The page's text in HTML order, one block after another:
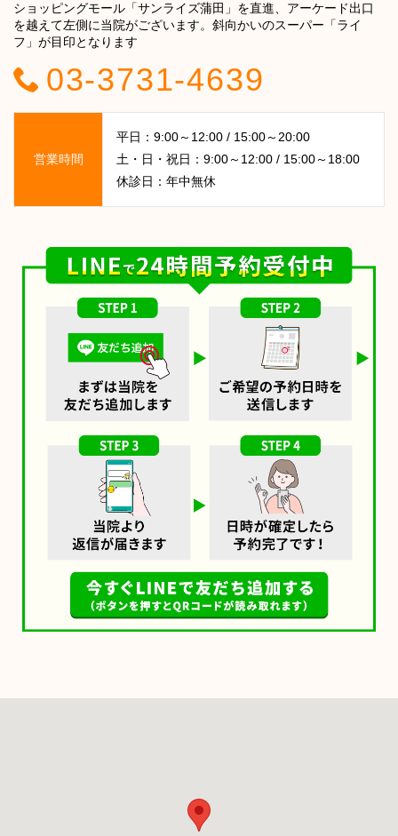
ショッピングモール「サンライズ蒲田」を直進、アーケード出口
を越えて左側に当院がございます。斜向かいのスーパー「ライ
フ」が目印となります
03-3731-4639
営業時間
平日：9:00～12:00 / 15:00～20:00
土・日・祝日：9:00～12:00 / 15:00～18:00
休診日：年中無休